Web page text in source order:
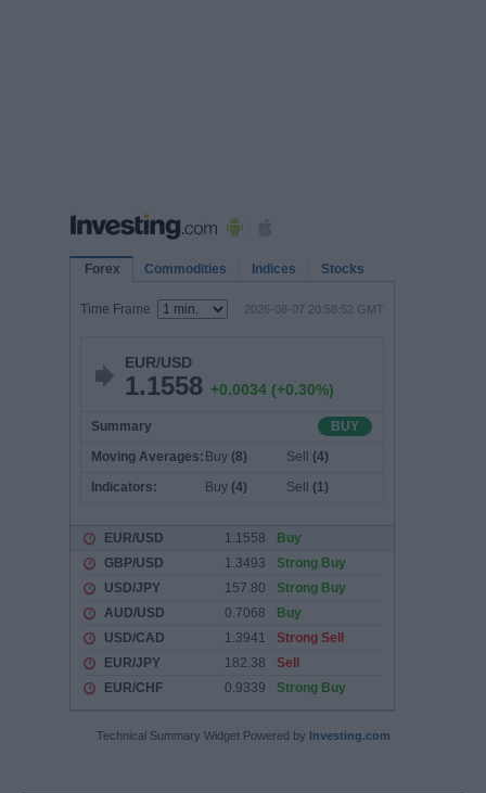
Technical Summary Widget Powered by Investing.com